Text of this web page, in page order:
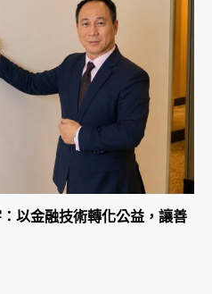
以金融技術轉化公益，讓善